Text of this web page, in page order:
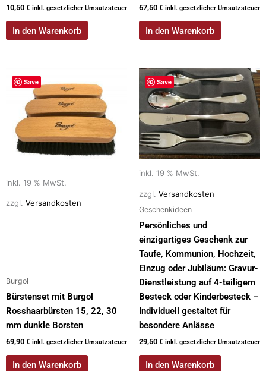
10,50 € inkl. gesetzlicher Umsatzsteuer
In den Warenkorb
67,50 € inkl. gesetzlicher Umsatzsteuer
In den Warenkorb
Save
inkl. 19 % MwSt.
zzgl. Versandkosten
Burgol
Bürstenset mit Burgol
Rosshaarbürsten 15, 22, 30
mm dunkle Borsten
69,90 € inkl. gesetzlicher Umsatzsteuer
In den Warenkorb
Save
inkl. 19 % MwSt.
zzgl. Versandkosten
Geschenkideen
Persönliches und
einzigartiges Geschenk zur
Taufe, Kommunion, Hochzeit,
Einzug oder Jubiläum: Gravur-
Dienstleistung auf 4-teiligem
Besteck oder Kinderbesteck –
Individuell gestaltet für
besondere Anlässe
29,50 € inkl. gesetzlicher Umsatzsteuer
In den Warenkorb